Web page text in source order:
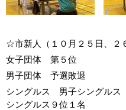
☆市新人（１０月２５日、２
女子団体 第５位
男子団体 予選敗退
シングルス 男子シングルス
シングルス９位１名